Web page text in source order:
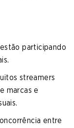
participando
streamers
marcas e
entre